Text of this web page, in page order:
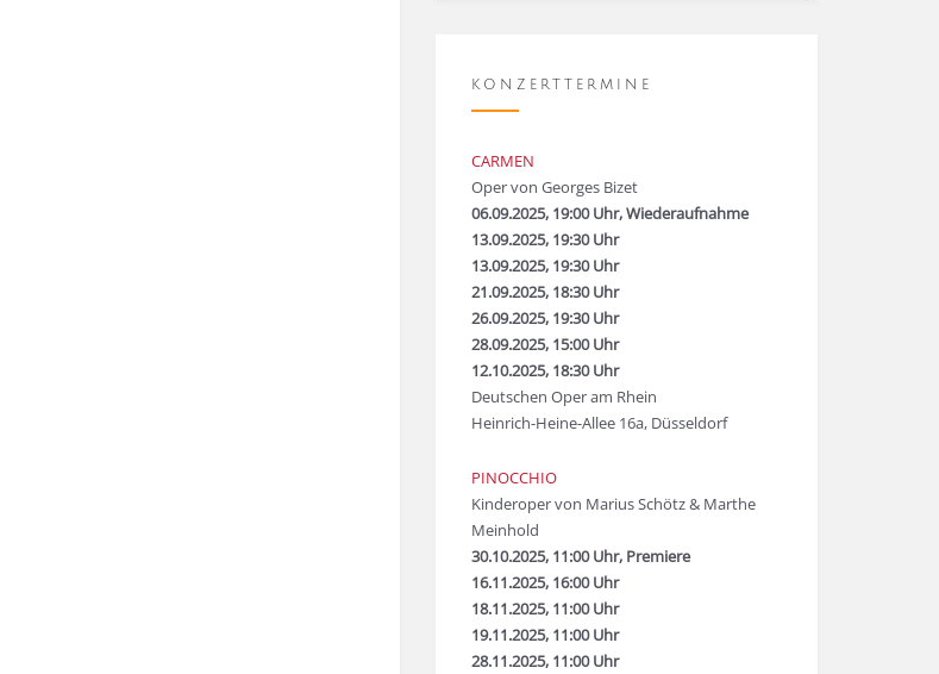
KONZERTTERMINE
CARMEN
Oper von Georges Bizet
06.09.2025, 19:00 Uhr, Wiederaufnahme
13.09.2025, 19:30 Uhr
13.09.2025, 19:30 Uhr
21.09.2025, 18:30 Uhr
26.09.2025, 19:30 Uhr
28.09.2025, 15:00 Uhr
12.10.2025, 18:30 Uhr
Deutschen Oper am Rhein
Heinrich-Heine-Allee 16a, Düsseldorf
PINOCCHIO
Kinderoper von Marius Schötz & Marthe
Meinhold
30.10.2025, 11:00 Uhr, Premiere
16.11.2025, 16:00 Uhr
18.11.2025, 11:00 Uhr
19.11.2025, 11:00 Uhr
28.11.2025, 11:00 Uhr